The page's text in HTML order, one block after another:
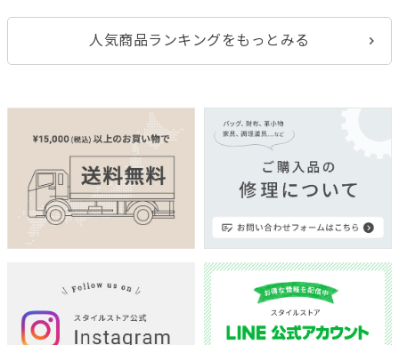
人気商品ランキングをもっとみる